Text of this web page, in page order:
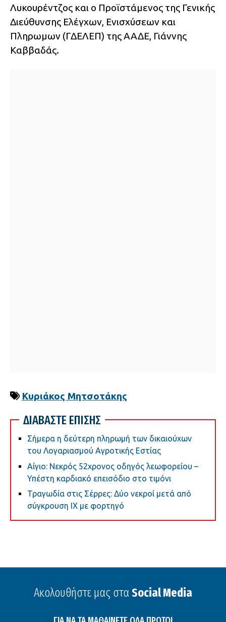
Λυκουρέντζος και ο Προϊστάμενος της Γενικής
Διεύθυνσης Ελέγχων, Ενισχύσεων και
Πληρωμων (ΓΔΕΛΕΠ) της ΑΑΔΕ, Γιάννης
Καββαδάς.
Κυριάκος Μητσοτάκης
ΔΙΑΒΑΣΤΕ ΕΠΙΣΗΣ
Σήμερα η δεύτερη πληρωμή των δικαιούχων
του Λογαριασμού Αγροτικής Εστίας
Αίγιο: Νεκρός 52χρονος οδηγός λεωφορείου –
Υπέστη καρδιακό επεισόδιο στο τιμόνι
Τραγωδία στις Σέρρες: Δύο νεκροί μετά από
σύγκρουση ΙΧ με φορτηγό
Ακολουθήστε μας στα Social Media